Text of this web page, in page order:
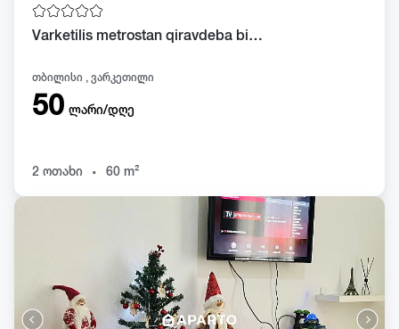
Varketilis metrostan qiravdeba bina dgiurad da satobrivad bina aris myudro da
თბილისი , ვარკეთილი
50 ლარი/დღე
2 ოთახი . 60 m²